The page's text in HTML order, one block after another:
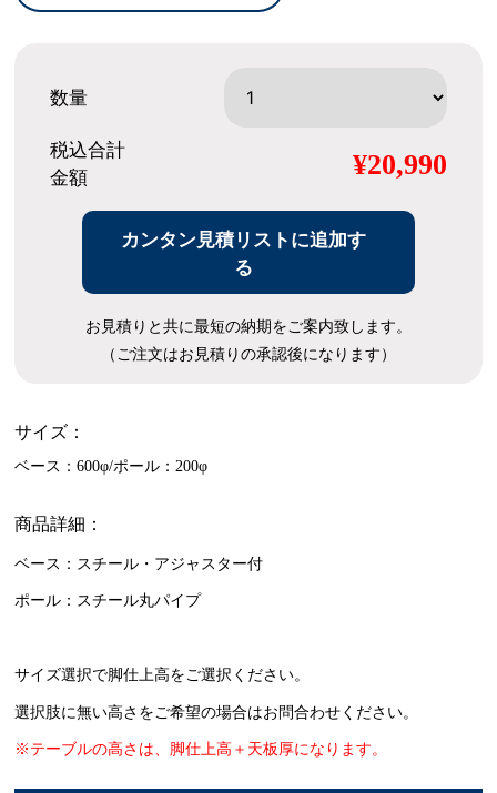
数量
税込合計
金額
¥20,990
カンタン見積リストに追加す
る
お見積りと共に最短の納期をご案内致します。
（ご注文はお見積りの承認後になります）
サイズ：
ベース：600φ/ポール：200φ
商品詳細：
ベース：スチール・アジャスター付
ポール：スチール丸パイプ
サイズ選択で脚仕上高をご選択ください。
選択肢に無い高さをご希望の場合はお問合わせください。
※テーブルの高さは、脚仕上高＋天板厚になります。